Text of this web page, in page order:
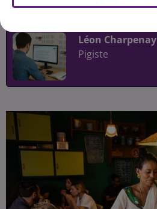
Léon Charpenay
Pigiste